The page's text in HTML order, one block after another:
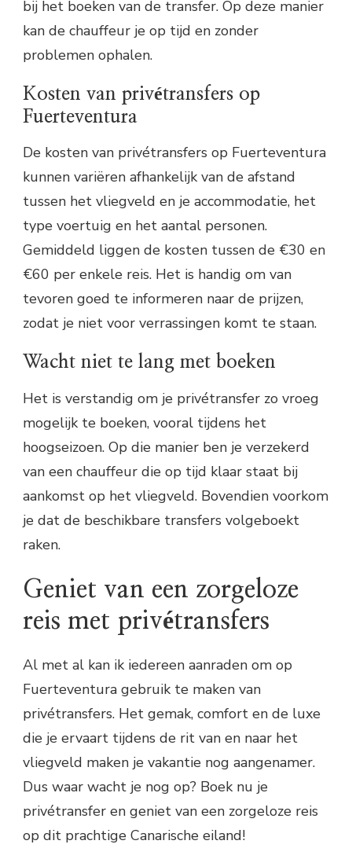
bij het boeken van de transfer. Op deze manier
kan de chauffeur je op tijd en zonder
problemen ophalen.
Kosten van privétransfers op
Fuerteventura
De kosten van privétransfers op Fuerteventura
kunnen variëren afhankelijk van de afstand
tussen het vliegveld en je accommodatie, het
type voertuig en het aantal personen.
Gemiddeld liggen de kosten tussen de €30 en
€60 per enkele reis. Het is handig om van
tevoren goed te informeren naar de prijzen,
zodat je niet voor verrassingen komt te staan.
Wacht niet te lang met boeken
Het is verstandig om je privétransfer zo vroeg
mogelijk te boeken, vooral tijdens het
hoogseizoen. Op die manier ben je verzekerd
van een chauffeur die op tijd klaar staat bij
aankomst op het vliegveld. Bovendien voorkom
je dat de beschikbare transfers volgeboekt
raken.
Geniet van een zorgeloze
reis met privétransfers
Al met al kan ik iedereen aanraden om op
Fuerteventura gebruik te maken van
privétransfers. Het gemak, comfort en de luxe
die je ervaart tijdens de rit van en naar het
vliegveld maken je vakantie nog aangenamer.
Dus waar wacht je nog op? Boek nu je
privétransfer en geniet van een zorgeloze reis
op dit prachtige Canarische eiland!